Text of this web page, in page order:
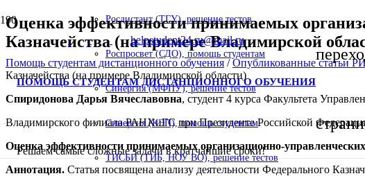
helpstudent24.ru@mail.ru
ПОМОЩЬ СТУДЕНТАМ ДИСТАНЦИОННОГО ОБУЧЕНИЯ
Решаем самые сложные задачи в кратчайшие сроки!
Росдистант (ТГУ), решение тестов
Роспросвет (СДО), помощь студентам
Синергия (МФПУ), решение тестов
Синергия (КЭП), помощь студентам
ТИСБИ (ТИБ, НОУ ВО), решение тестов
Оценка эффективности принимаемых
Казначейства (на примере Владимирской
Помощь студентам дистанционного обучения /Опубликованные статьи
Казначейства (на примере Владимирской области)
Спиридонова Дарья Вячеславовна, студент 4 курса Факультета
Владимирского филиала РАНХиГС при Президенте Российской
Оценка эффективности принимаемых организационно-
Аннотация. Статья посвящена анализу деятельности Федерального